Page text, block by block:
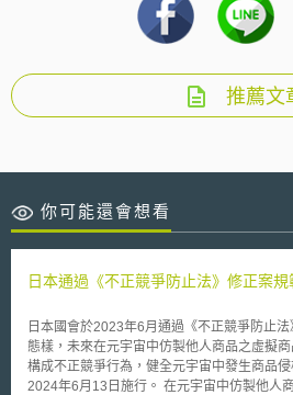
推薦文
你可能還會想看
日本通過《不正競爭防止法》修正案
日本國會於2023年6月通過《不正競爭防止
態樣，未來在元宇宙中仿製他人商品之虛擬
構成不正競爭行為，健全元宇宙中發生商品
2024年6月13日施行。 在元宇宙中仿製他人商品並在元宇宙中展示、轉